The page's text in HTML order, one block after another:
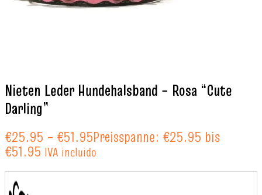
Nieten Leder Hundehalsband – Rosa “Cute
Darling”
€25.95 – €51.95Preisspanne: €25.95 bis
€51.95 IVA incluido